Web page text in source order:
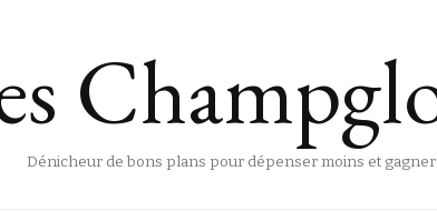
Dénicheur de bons plans pour dépenser moins et